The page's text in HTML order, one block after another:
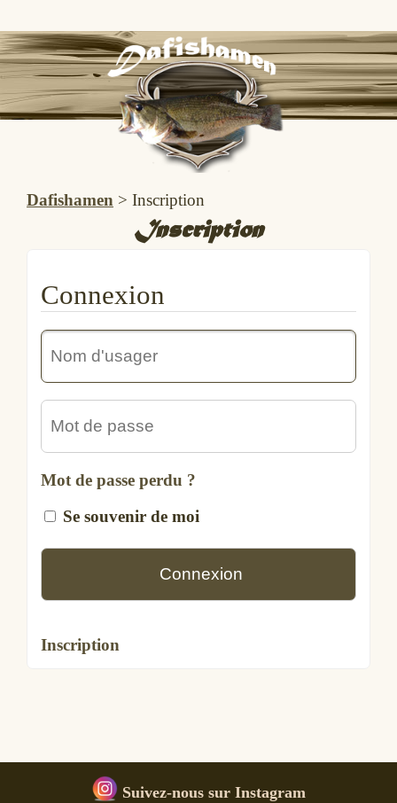
Dafishamen > Inscription
Inscription
Connexion
Mot de passe perdu ?
Se souvenir de moi
Inscription
Suivez-nous sur Instagram